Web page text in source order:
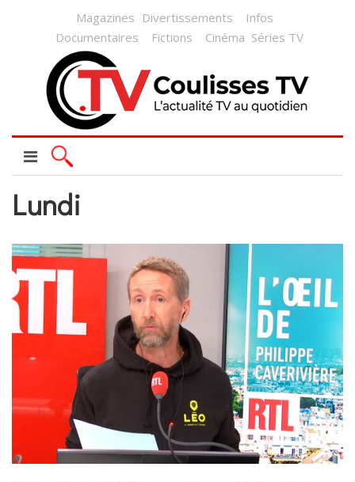
Magazines Divertissements
Infos
Documentaires
Fictions Cinéma Séries TV
Lundi